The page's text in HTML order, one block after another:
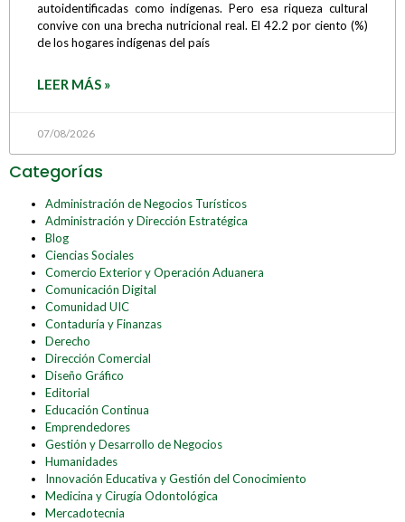
autoidentificadas como indígenas. Pero esa riqueza cultural
convive con una brecha nutricional real. El 42.2 por ciento (%)
de los hogares indígenas del país
LEER MÁS »
07/08/2026
Categorías
Administración de Negocios Turísticos
Administración y Dirección Estratégica
Blog
Ciencias Sociales
Comercio Exterior y Operación Aduanera
Comunicación Digital
Comunidad UIC
Contaduría y Finanzas
Derecho
Dirección Comercial
Diseño Gráfico
Editorial
Educación Continua
Emprendedores
Gestión y Desarrollo de Negocios
Humanidades
Innovación Educativa y Gestión del Conocimiento
Medicina y Cirugía Odontológica
Mercadotecnia